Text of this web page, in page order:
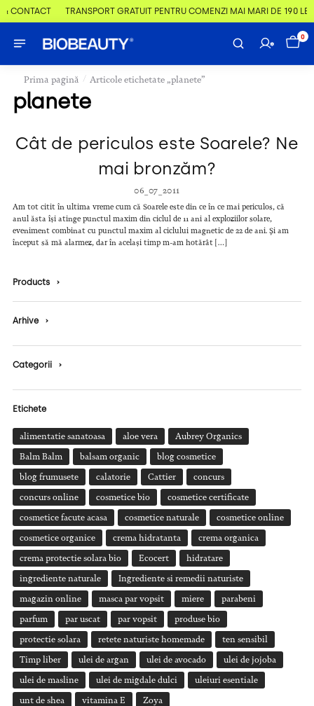
CONTACT TRANSPORT GRATUIT PENTRU COMENZI MAI MARI DE 190 LEI
0
Prima pagină / Articole etichetate „planete”
planete
Cât de periculos este Soarele? Ne
mai bronzăm?
06_07_2011
Am tot citit în ultima vreme cum că Soarele este din ce în ce mai periculos, că
anul ăsta își atinge punctul maxim din ciclul de 11 ani al exploziilor solare,
eveniment combinat cu punctul maxim al ciclului magnetic de 22 de ani. Și am
început să mă alarmez, dar în același timp m-am hotărât […]
Products ›
Arhive ›
Categorii ›
Etichete
alimentatie sanatoasa aloe vera Aubrey Organics
Balm Balm balsam organic blog cosmetice
blog frumusete calatorie Cattier concurs
concurs online cosmetice bio cosmetice certificate
cosmetice facute acasa cosmetice naturale cosmetice online
cosmetice organice crema hidratanta crema organica
crema protectie solara bio Ecocert hidratare
ingrediente naturale Ingrediente si remedii naturiste
magazin online masca par vopsit miere parabeni
parfum par uscat par vopsit produse bio
protectie solara retete naturiste homemade ten sensibil
Timp liber ulei de argan ulei de avocado ulei de jojoba
ulei de masline ulei de migdale dulci uleiuri esentiale
unt de shea vitamina E Zoya